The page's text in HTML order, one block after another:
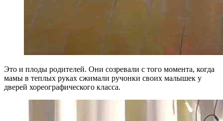
Это и плоды родителей. Они созревали с того момента, когда
мамы в теплых руках сжимали ручонки своих малышек у
дверей хореографического класса.